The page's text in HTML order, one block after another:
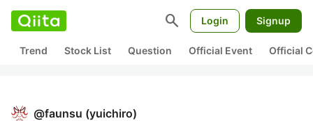
search Login Signup
Trend Stock List Question Official Event Official
@faunsu (yuichiro)